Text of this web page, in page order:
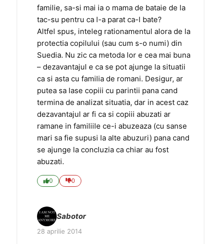
familie, sa-si mai ia o mama de bataie de la
tac-su pentru ca l-a parat ca-l bate?
Altfel spus, inteleg rationamentul alora de la
protectia copilului (sau cum s-o numi) din
Suedia. Nu zic ca metoda lor e cea mai buna
– dezavantajul e ca se pot ajunge la situatii
ca si asta cu familia de romani. Desigur, ar
putea sa lase copiii cu parintii pana cand
termina de analizat situatia, dar in acest caz
dezavantajul ar fi ca si copiii abuzati ar
ramane in familiile ce-i abuzeaza (cu sanse
mari sa fie supusi la alte abuzuri) pana cand
se ajunge la concluzia ca chiar au fost
abuzati.
0 0
Sabotor
28 aprilie 2014